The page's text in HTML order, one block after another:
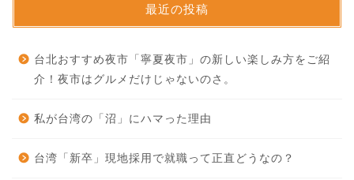
最近の投稿
台北おすすめ夜市「寧夏夜市」の新しい楽しみ方をご紹
介！夜市はグルメだけじゃないのさ。
私が台湾の「沼」にハマった理由
台湾「新卒」現地採用で就職って正直どうなの？